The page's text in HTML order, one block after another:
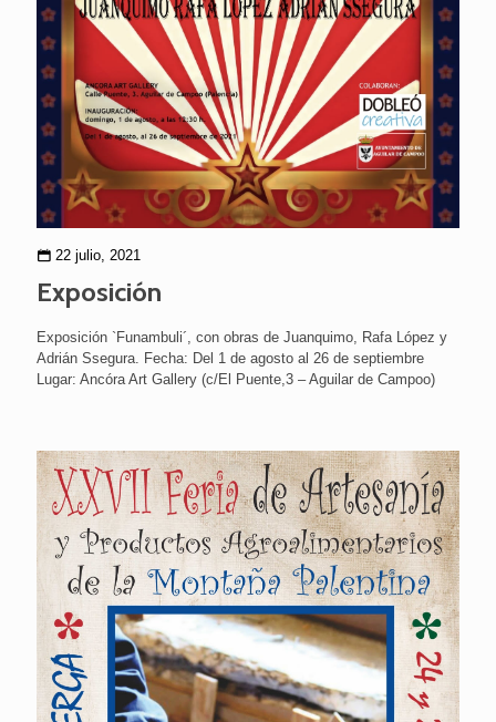
22 julio, 2021
Exposición
Exposición `Funambuli´, con obras de Juanquimo, Rafa López y
Adrián Ssegura. Fecha: Del 1 de agosto al 26 de septiembre
Lugar: Ancóra Art Gallery (c/El Puente,3 – Aguilar de Campoo)